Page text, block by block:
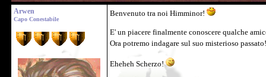
Arwen
Capo Conestabile
Benvenuto tra noi Himminor!
E' un piacere finalmente conoscere qualche
Ora potremo indagare sul suo misterioso
Eheheh Scherzo!